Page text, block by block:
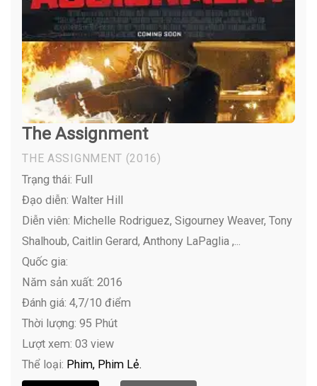
The Assignment
THE ASSIGNMENT (2016)
Trạng thái: Full
Đạo diễn: Walter Hill
Diễn viên: Michelle Rodriguez, Sigourney Weaver, Tony
Shalhoub, Caitlin Gerard, Anthony LaPaglia ,...
Quốc gia:
Năm sản xuất: 2016
Đánh giá: 4,7/10 điểm
Thời lượng: 95 Phút
Lượt xem: 03 view
Thể loại: Phim Phim Lẻ